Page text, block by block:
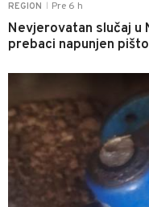
REGION Pre 6 h
Nevjerovatan slučaj u
prebaci napunjen